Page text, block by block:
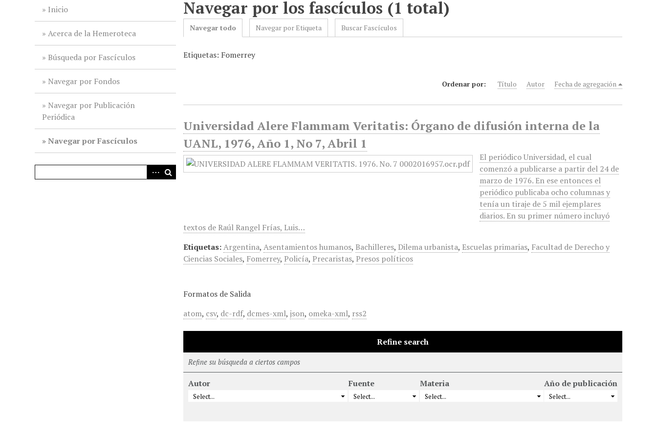
Inicio
Acerca de la Hemeroteca
Búsqueda por Fascículos
Navegar por Fondos
Navegar por Publicación
Periódica
Navegar por Fascículos
Navegar por los fascículos (1 total)
Navegar todo Navegar por Etiqueta Buscar Fascículos
Etiquetas: Fomerrey
Ordenar por: Título Autor Fecha de agregación
Universidad Alere Flammam Veritatis: Órgano de difusión interna de la
UANL, 1976, Año 1, No 7, Abril 1
El periódico Universidad, el cual
comenzó a publicarse a partir del 24 de
marzo de 1976. En ese entonces el
periódico publicaba ocho columnas y
tenía un tiraje de 5 mil ejemplares
diarios. En su primer número incluyó
textos de Raúl Rangel Frías, Luis…
Etiquetas:Argentina,Asentamientos humanos, Bachilleres, Dilema urbanista, Escuelas primarias, Facultad de Derecho y
Ciencias Sociales, Fomerrey, Policía, Precaristas, Presos políticos
Formatos de Salida
atom, csv, dc-rdf, dcmes-xml,json, omeka-xml, rss2
Refine search
Refine su búsqueda a ciertos campos
Autor Fuente Materia Año de publicación